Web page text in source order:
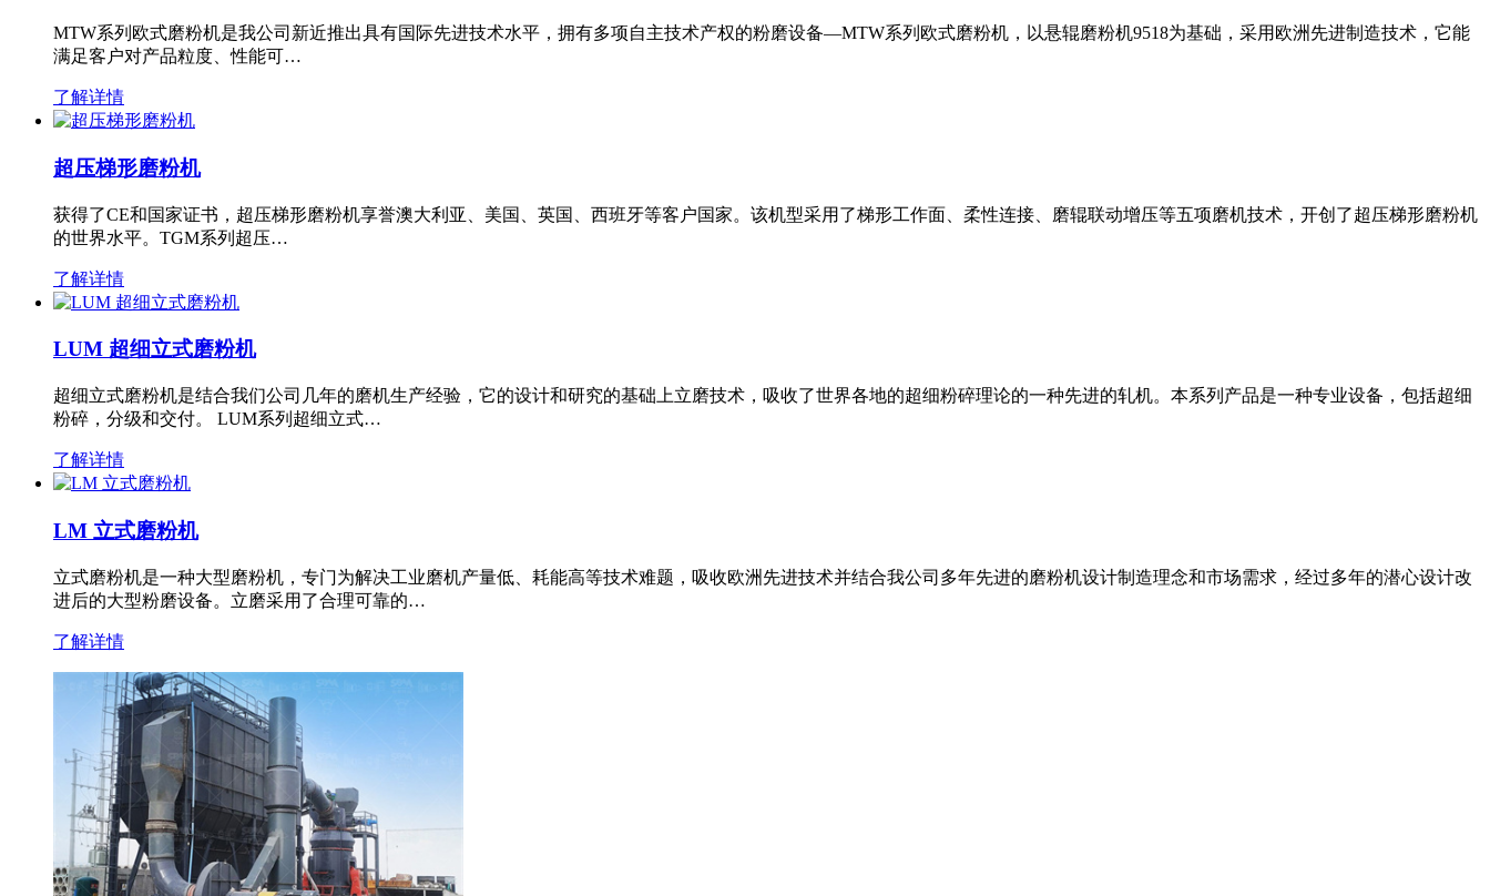
MTW系列欧式磨粉机是我公司新近推出具有国际先进技术水平，拥有多项自主技术产权的粉磨设备—MTW系列欧式磨粉机，以悬辊磨粉机9518为基础，采用欧洲先进制造技术，它能
满足客户对产品粒度、性能可…
了解详情
超压梯形磨粉机
获得了CE和国家证书，超压梯形磨粉机享誉澳大利亚、美国、英国、西班牙等客户国家。该机型采用了梯形工作面、柔性连接、磨辊联动增压等五项磨机技术，开创了超压梯形磨粉机
的世界水平。TGM系列超压…
了解详情
LUM 超细立式磨粉机
超细立式磨粉机是结合我们公司几年的磨机生产经验，它的设计和研究的基础上立磨技术，吸收了世界各地的超细粉碎理论的一种先进的轧机。本系列产品是一种专业设备，包括超细
粉碎，分级和交付。 LUM系列超细立式…
了解详情
LM 立式磨粉机
立式磨粉机是一种大型磨粉机，专门为解决工业磨机产量低、耗能高等技术难题，吸收欧洲先进技术并结合我公司多年先进的磨粉机设计制造理念和市场需求，经过多年的潜心设计改
进后的大型粉磨设备。立磨采用了合理可靠的…
了解详情